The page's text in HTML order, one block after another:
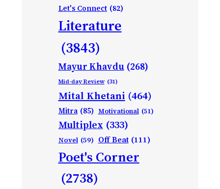
Let's Connect (82)
Literature
(3843)
Mayur Khavdu (268)
Mid-day Review (31)
Mital Khetani (464)
Mitra (85) Motivational (51)
Multiplex (333)
Novel (59) Off Beat (111)
Poet's Corner
(2738)